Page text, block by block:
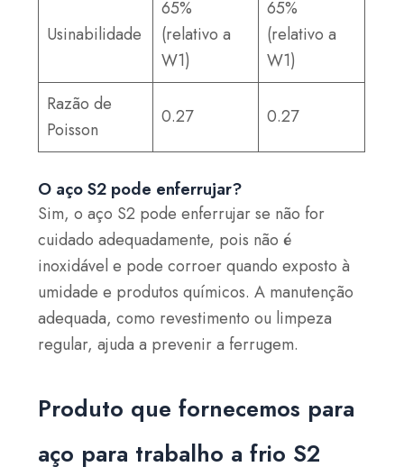
Usinabilidade
65%
(relativo a
W1)
65%
(relativo a
W1)
Razão de
Poisson
0.27 0.27
O aço S2 pode enferrujar?
Sim, o aço S2 pode enferrujar se não for
cuidado adequadamente, pois não é
inoxidável e pode corroer quando exposto à
umidade e produtos químicos. A manutenção
adequada, como revestimento ou limpeza
regular, ajuda a prevenir a ferrugem.
Produto que fornecemos para
aço para trabalho a frio S2